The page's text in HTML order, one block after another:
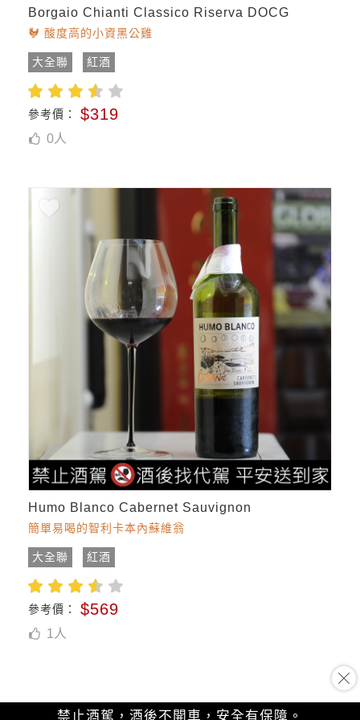
Borgaio Chianti Classico Riserva DOCG
🐓 酸度高的小資黑公雞
大全聯 紅酒
參考價： $319
0人
Humo Blanco Cabernet Sauvignon
簡單易喝的智利卡本內蘇維翁
大全聯 紅酒
參考價： $569
1 人
禁止酒駕，酒後不開車，安全有保障。